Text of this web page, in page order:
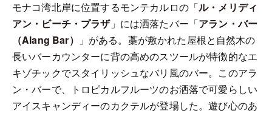
モナコ湾北岸に位置するモンテカルロの「ル・メリディ
アン・ビーチ・プラザ」には洒落たバー「アラン・バー
（Alang Bar）
」がある。藁が敷かれた屋根と自然木の
長いバーカウンターに背の高めのスツールが特徴的なエ
キゾチックでスタイリッシュなバリ風のバー。このアラ
ン・バーで、トロピカルフルーツのお洒落で可愛らしい
アイスキャンディーのカクテルが登場した。遊び心のあ